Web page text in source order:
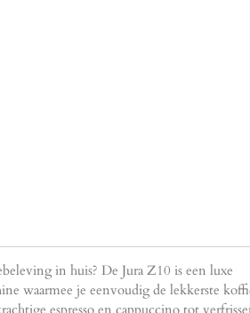
in huis? De Jura Z10 is een luxe
waarmee je eenvoudig de lekkerste
espresso en cappuccino tot